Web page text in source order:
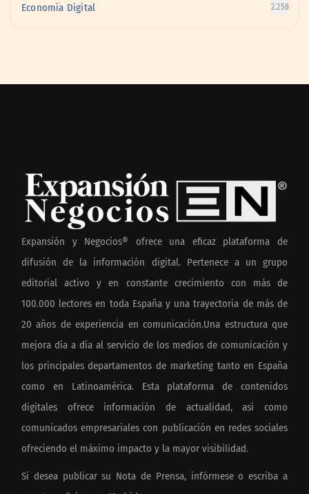
Economía Digital 2.258
Expansión y Negocios® ofrece una eficaz plataforma de
difusión de la información digital. Pertenece a un grupo
editorial activo y en constante crecimiento con más de
100.000 lectores en toda España y una trayectoria de más de
20 años de experiencia en comunicación.Una estructura que
mejora día a día al servicio de los medios de comunicación y
los principales departamentos de marketing tanto en España
como en Latinoamérica. Esta plataforma de contenidos
digitales ofrece información de actualidad, así como
comunicados empresariales con publicación en redes sociales
ofreciendo el máximo impacto y la mayor visibilidad.
Si desea publicar su Nota de Prensa, infórmese o escriba a